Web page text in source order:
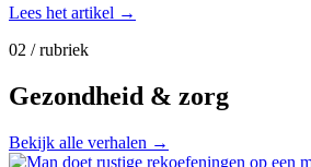
Lees het artikel →
02 / rubriek
Gezondheid & zorg
Bekijk alle verhalen →